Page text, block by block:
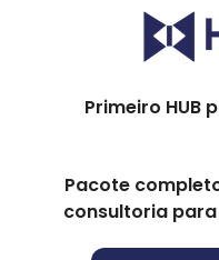
Primeiro HUB
Pacote
consultoria